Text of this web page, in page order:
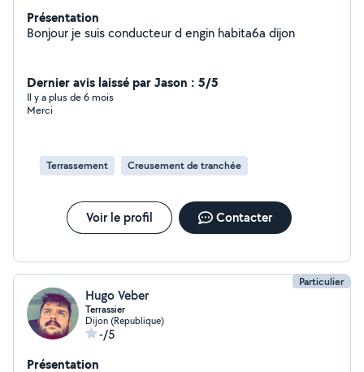
Présentation
Bonjour je suis conducteur d engin habita6a dijon
Dernier avis laissé par Jason : 5/5
Il y a plus de 6 mois
Merci
Terrassement Creusement de tranchée
Voir le profil Contacter
Particulier
Hugo Veber
Terrassier
Dijon (Republique)
-/5
Présentation